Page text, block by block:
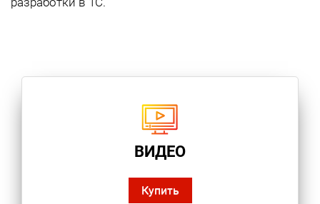
ВИДЕО
Купить